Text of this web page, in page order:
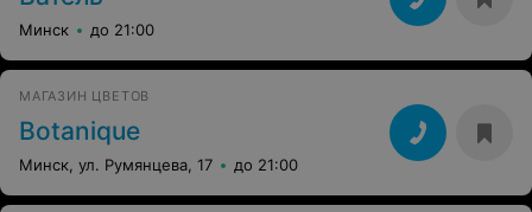
Минск до 21:00
МАГАЗИН ЦВЕТОВ
Botanique
Минск, ул. Румянцева, 17 до 21:00